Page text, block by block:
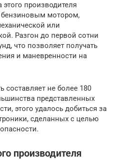
производителя
бензиновым мотором,
или
Разгон до первой сотни
что позволяет получать
и маневренности на
составляет не более 180
представленных
этого удалось добиться за
сделанных с целью
производителя